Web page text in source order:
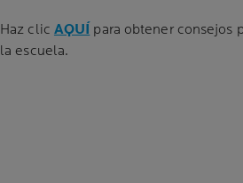
Haz clic AQUÍ para obtener consejos
la escuela.